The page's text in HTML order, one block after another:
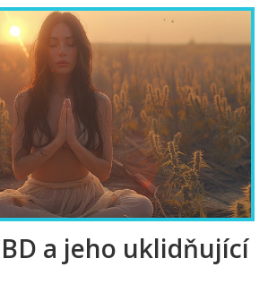
a jeho uklidňující